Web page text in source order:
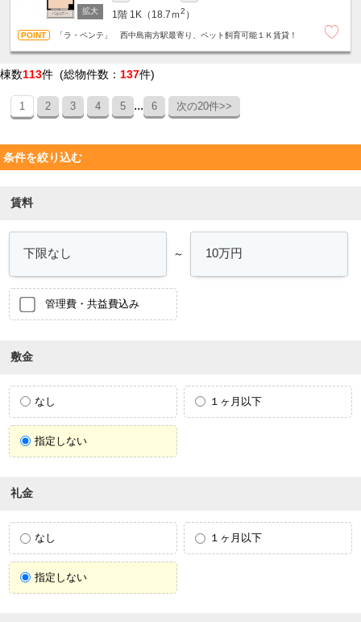
1階 1K（18.7ｍ2 ）
「ラ・ペンテ」 西中島南方駅最寄り、ペット飼育可能１Ｋ賃貸！
棟数113件 (総物件数： 137件)
1 2 3 4 5 ... 6 次の20件>>
条件を絞り込む
賃料
～
管理費・共益費込み
敷金
なし １ヶ月以下
指定しない
礼金
なし １ヶ月以下
指定しない